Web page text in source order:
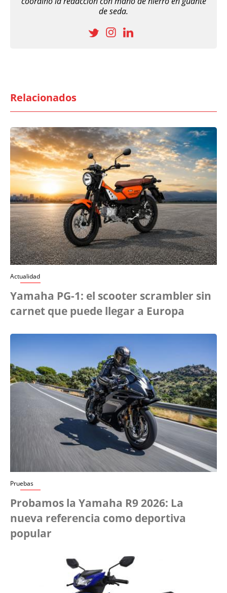
de seda.
Relacionados
Actualidad
Yamaha PG-1: el scooter scrambler sin
carnet que puede llegar a Europa
Pruebas
Probamos la Yamaha R9 2026: La
nueva referencia como deportiva
popular